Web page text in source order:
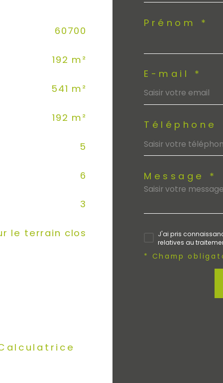
60700
192 m²
541 m²
192 m²
5
6
3
le terrain clos
Prénom *
E-mail *
Téléphone
Message *
J'ai pris
relatives au
* Champ